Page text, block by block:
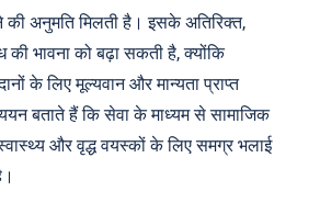
अनुमति मिलती है। इसके अतिरिक्त,
भावना को बढ़ा सकती है, क्योंकि
के लिए मूल्यवान और मान्यता प्राप्त
बताते हैं कि सेवा के माध्यम से सामाजिक
और वृद्ध वयस्कों के लिए समग्र भलाई